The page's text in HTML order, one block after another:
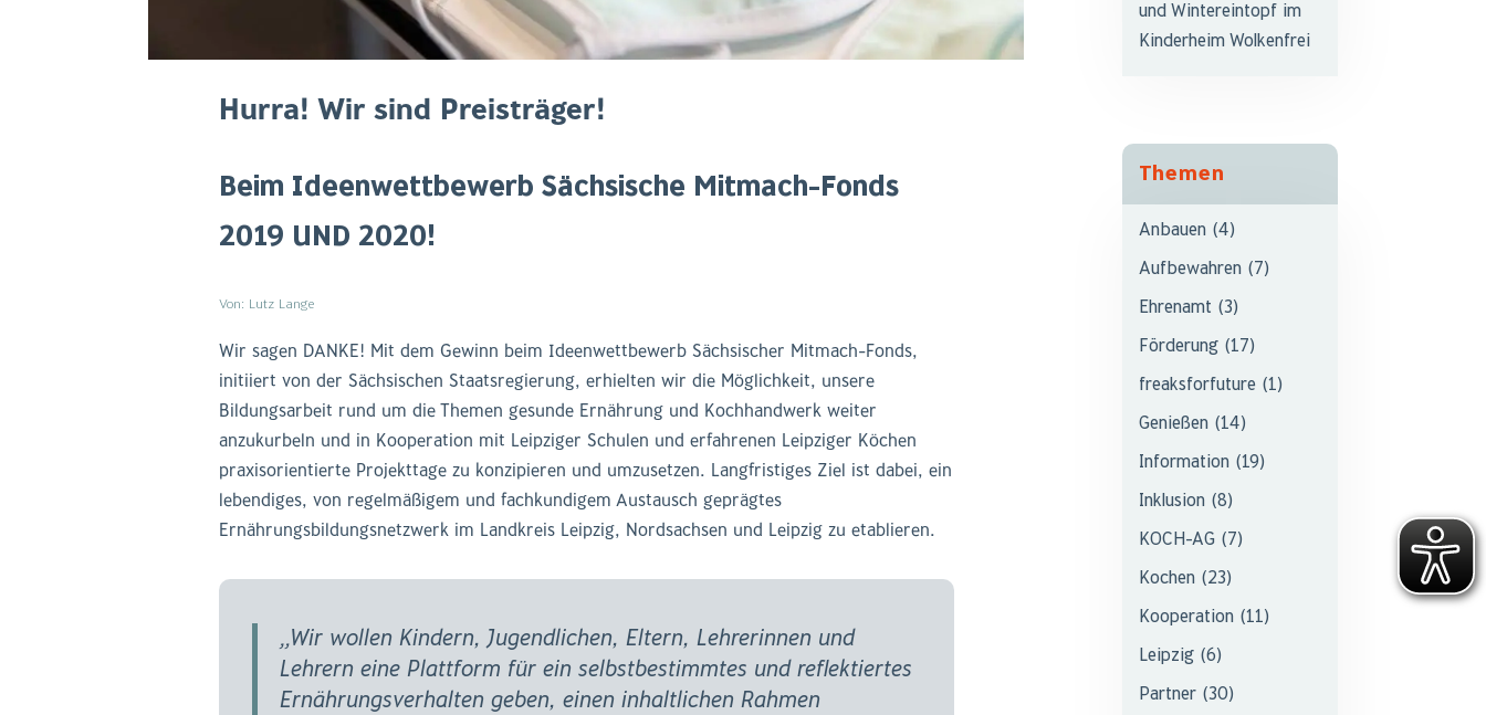
Hurra! Wir sind Preisträger!
Beim Ideenwettbewerb Sächsische Mitmach-Fonds
2019 UND 2020!
Von: Lutz Lange
Wir sagen DANKE! Mit dem Gewinn beim Ideenwettbewerb Sächsischer Mitmach-Fonds,
initiiert von der Sächsischen Staatsregierung, erhielten wir die Möglichkeit, unsere
Bildungsarbeit rund um die Themen gesunde Ernährung und Kochhandwerk weiter
anzukurbeln und in Kooperation mit Leipziger Schulen und erfahrenen Leipziger Köchen
praxisorientierte Projekttage zu konzipieren und umzusetzen. Langfristiges Ziel ist dabei, ein
lebendiges, von regelmäßigem und fachkundigem Austausch geprägtes
Ernährungsbildungsnetzwerk im Landkreis Leipzig, Nordsachsen und Leipzig zu etablieren.
„Wir wollen Kindern, Jugendlichen, Eltern, Lehrerinnen und
Lehrern eine Plattform für ein selbstbestimmtes und reflektiertes
Ernährungsverhalten geben, einen inhaltlichen Rahmen
und Wintereintopf im
Kinderheim Wolkenfrei
Themen
Anbauen (4)
Aufbewahren (7)
Ehrenamt (3)
Förderung (17)
freaksforfuture (1)
Genießen (14)
Information (19)
Inklusion (8)
KOCH-AG (7)
Kochen (23)
Kooperation (11)
Leipzig (6)
Partner (30)